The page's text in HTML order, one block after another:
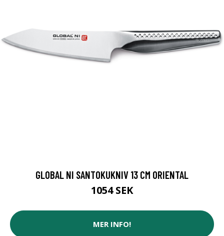
GLOBAL NI SANTOKUKNIV 13 CM ORIENTAL
1054 SEK
MER INFO!